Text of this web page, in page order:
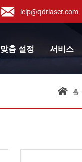
leip@qdrlaser.com
맞춤 설정 서비스
홈